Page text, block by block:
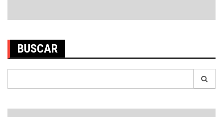
BUSCAR